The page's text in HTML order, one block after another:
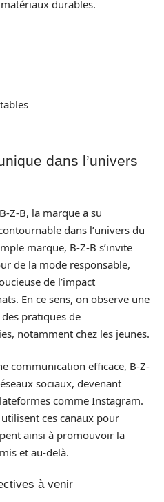
durables.
dans l’univers
Z-B, la marque a su
dans l’univers du
marque, B-Z-B s’invite
de la mode responsable,
de l’impact
En ce sens, on observe une
pratiques de
notamment chez les jeunes.
communication efficace, B-Z-
sociaux, devenant
comme Instagram.
ces canaux pour
ainsi à promouvoir la
et au-delà.
à venir